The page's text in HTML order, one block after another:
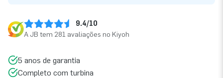
9.4/10
A JB tem 281 avaliações no Kiyoh
5 anos de garantia
Completo com turbina